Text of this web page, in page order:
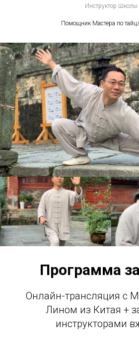
Инструктор Школы
Помощник Мастера по
Программа
Онлайн-трансляция с
Лином из Китая +
инструкторами